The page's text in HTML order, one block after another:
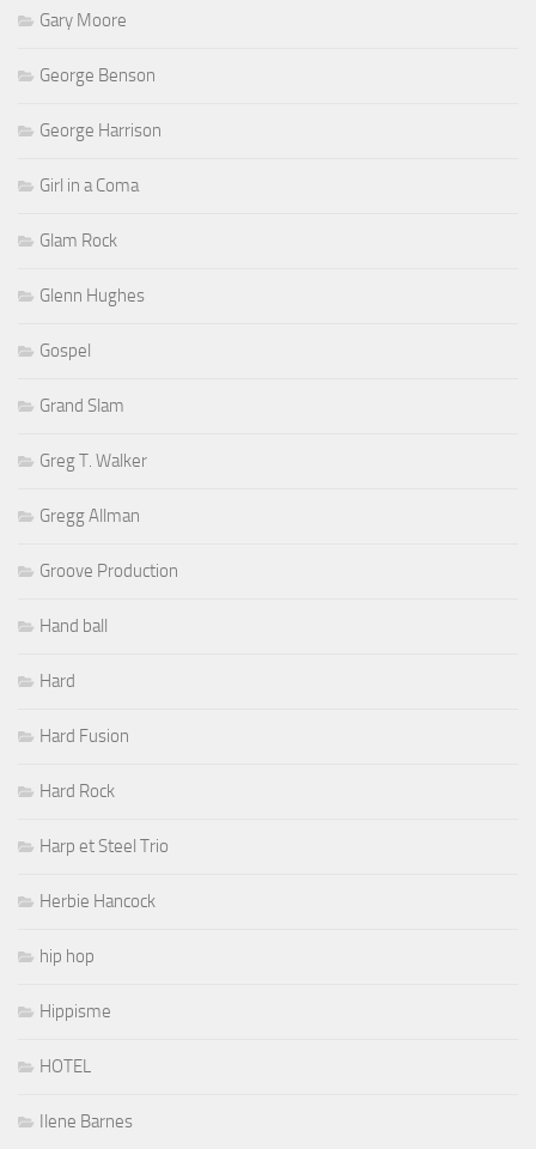
Gary Moore
George Benson
George Harrison
Girl in a Coma
Glam Rock
Glenn Hughes
Gospel
Grand Slam
Greg T. Walker
Gregg Allman
Groove Production
Hand ball
Hard
Hard Fusion
Hard Rock
Harp et Steel Trio
Herbie Hancock
hip hop
Hippisme
HOTEL
Ilene Barnes